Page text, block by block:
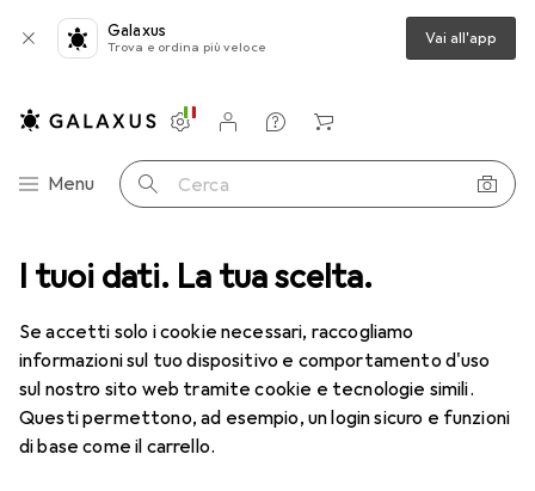
I tuoi dati. La tua scelta.
Se accetti solo i cookie necessari, raccogliamo
informazioni sul tuo dispositivo e comportamento d'uso
sul nostro sito web tramite cookie e tecnologie simili.
Questi permettono, ad esempio, un login sicuro e funzioni
di base come il carrello.
Galaxus
Trova e ordina più veloce Vai all'app
Categoria Navigazione
Menu Cerca
Impostazioni
Conto cliente
Liste di confronto
Liste dei desideri
Carrello
Lenti a contatto Air Optix più HydraGlyde per l'astigmatismo
1 Immagine
Air Optix più HydraGlyde per
EUR
52,90 EUR
8,82/1pz.